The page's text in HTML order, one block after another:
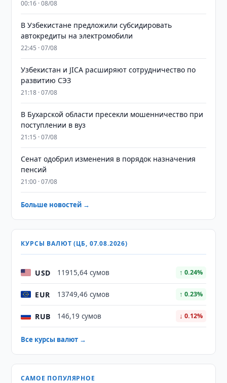
00:16 · 08/08
В Узбекистане предложили субсидировать
автокредиты на электромобили
22:45 · 07/08
Узбекистан и JICA расширяют сотрудничество по
развитию СЭЗ
21:18 · 07/08
В Бухарской области пресекли мошенничество при
поступлении в вуз
21:15 · 07/08
Сенат одобрил изменения в порядок назначения
пенсий
21:00 · 07/08
Больше новостей →
КУРСЫ ВАЛЮТ (ЦБ, 07.08.2026)
USD 11915,64 сумов ↑ 0.24%
EUR 13749,46 сумов ↑ 0.23%
RUB 146,19 сумов ↓ 0.12%
Все курсы валют →
САМОЕ ПОПУЛЯРНОЕ